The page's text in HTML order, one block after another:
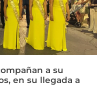
a su
en su llegada a